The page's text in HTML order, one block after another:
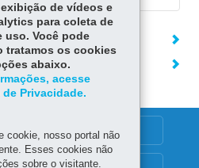
de vídeos e
para coleta de
uso. Você pode
tratamos os cookies
abaixo.
acesse
Privacidade.
cookie, nosso portal não
Esses cookies não
sobre o visitante.